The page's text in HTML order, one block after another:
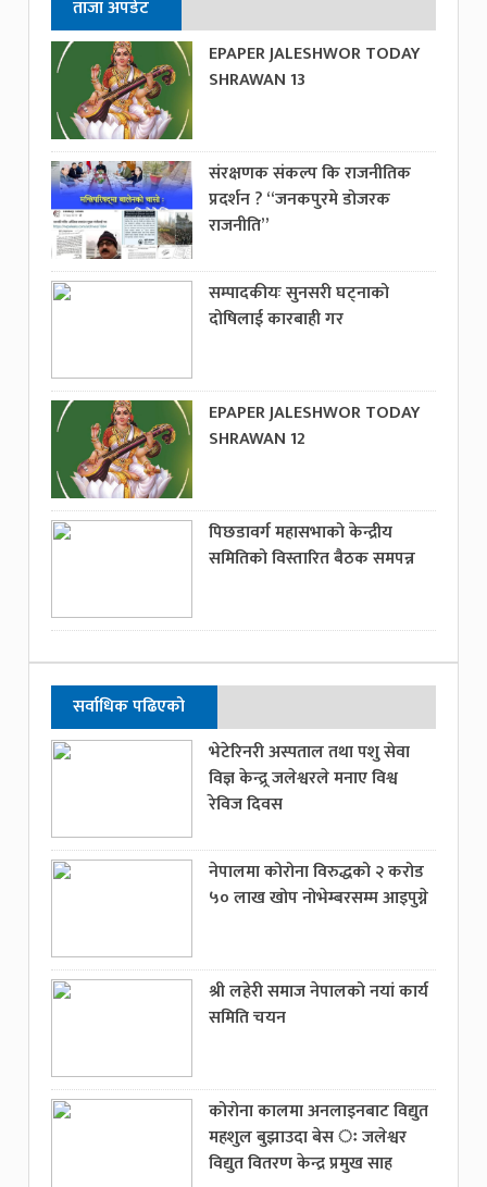
ताजा अपडेट
EPAPER JALESHWOR TODAY
SHRAWAN 13
संरक्षणक संकल्प कि राजनीतिक
प्रदर्शन ? “जनकपुरमे डोजरक
राजनीति”
सम्पादकीयः सुनसरी घट्नाको
दोषिलाई कारबाही गर
EPAPER JALESHWOR TODAY
SHRAWAN 12
पिछडावर्ग महासभाको केन्द्रीय
समितिको विस्तारित बैठक समपन्न
सर्वाधिक पढिएको
भेटेरिनरी अस्पताल तथा पशु सेवा
विज्ञ केन्द्र्र जलेश्वरले मनाए विश्व
रेविज दिवस
नेपालमा कोरोना विरुद्धको २ करोड
५० लाख खोप नोभेम्बरसम्म आइपुग्ने
श्री लहेरी समाज नेपालको नयां कार्य
समिति चयन
कोरोना कालमा अनलाइनबाट विद्युत
महशुल बुझाउदा बेस ः जलेश्वर
विद्युत वितरण केन्द्र प्रमुख साह